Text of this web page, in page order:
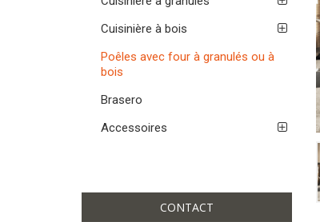
Cuisinière à bois
Poêles avec four à granulés ou à
bois
Brasero
Accessoires
CONTACT